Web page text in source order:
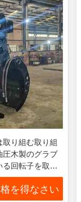
り組む取り組
圧木製のグラブ
回転子を取り
を得なさい